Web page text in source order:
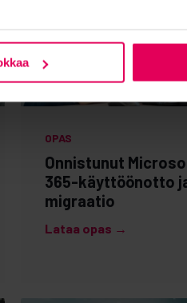
OPAS
Onnistunut
365-käyttöönotto
migraatio
Lataa opas →